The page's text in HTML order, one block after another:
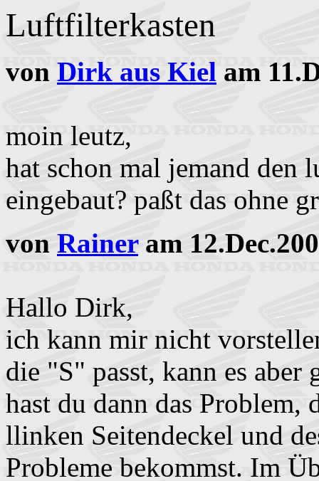
Luftfilterkasten
von Dirk aus Kiel am
moin leutz,
hat schon mal jemand
eingebaut? paßt das ohne
von Raineram
Hallo Dirk,
ich kann mir nicht
die "S" passt, kann es aber
hast du dann das Problem,
llinken Seitendeckel und
Probleme bekommst. Im